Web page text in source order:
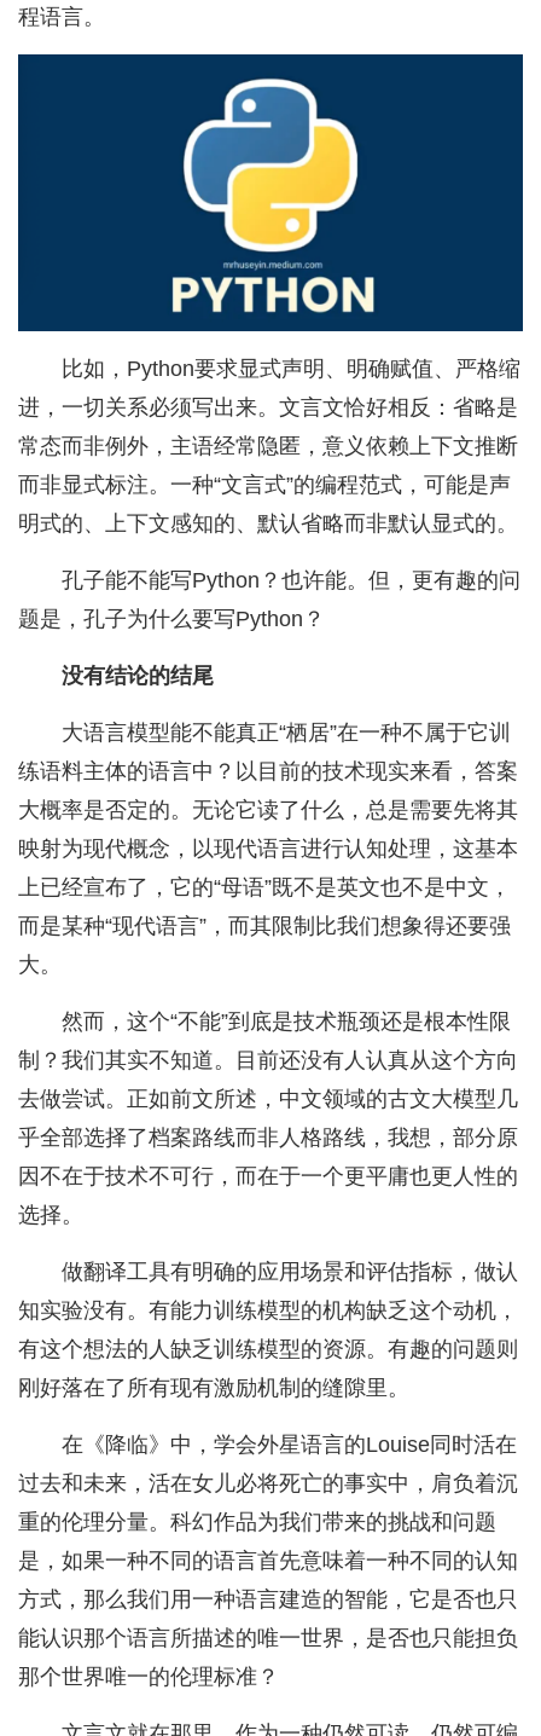
程语言。
比如，Python要求显式声明、明确赋值、严格缩
进，一切关系必须写出来。文言文恰好相反：省略是
常态而非例外，主语经常隐匿，意义依赖上下文推断
而非显式标注。一种“文言式”的编程范式，可能是声
明式的、上下文感知的、默认省略而非默认显式的。
孔子能不能写Python？也许能。但，更有趣的问
题是，孔子为什么要写Python？
没有结论的结尾
大语言模型能不能真正“栖居”在一种不属于它训
练语料主体的语言中？以目前的技术现实来看，答案
大概率是否定的。无论它读了什么，总是需要先将其
映射为现代概念，以现代语言进行认知处理，这基本
上已经宣布了，它的“母语”既不是英文也不是中文，
而是某种“现代语言”，而其限制比我们想象得还要强
大。
然而，这个“不能”到底是技术瓶颈还是根本性限
制？我们其实不知道。目前还没有人认真从这个方向
去做尝试。正如前文所述，中文领域的古文大模型几
乎全部选择了档案路线而非人格路线，我想，部分原
因不在于技术不可行，而在于一个更平庸也更人性的
选择。
做翻译工具有明确的应用场景和评估指标，做认
知实验没有。有能力训练模型的机构缺乏这个动机，
有这个想法的人缺乏训练模型的资源。有趣的问题则
刚好落在了所有现有激励机制的缝隙里。
在《降临》中，学会外星语言的Louise同时活在
过去和未来，活在女儿必将死亡的事实中，肩负着沉
重的伦理分量。科幻作品为我们带来的挑战和问题
是，如果一种不同的语言首先意味着一种不同的认知
方式，那么我们用一种语言建造的智能，它是否也只
能认识那个语言所描述的唯一世界，是否也只能担负
那个世界唯一的伦理标准？